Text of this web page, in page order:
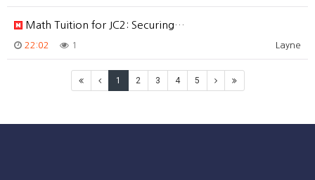
Math Tuition for JC2: Securing…
Layne
22:02 1
1 2 3 4 5